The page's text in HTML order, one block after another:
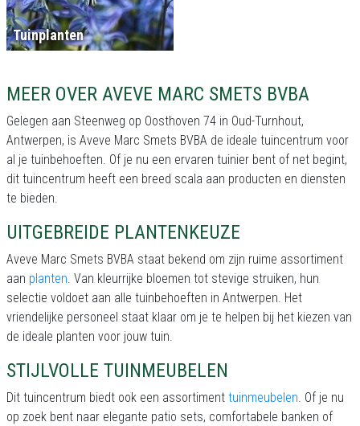
Tuinplanten
MEER OVER AVEVE MARC SMETS BVBA
Gelegen aan Steenweg op Oosthoven 74 in Oud-Turnhout,
Antwerpen, is Aveve Marc Smets BVBA de ideale tuincentrum voor
al je tuinbehoeften. Of je nu een ervaren tuinier bent of net begint,
dit tuincentrum heeft een breed scala aan producten en diensten
te bieden.
UITGEBREIDE PLANTENKEUZE
Aveve Marc Smets BVBA staat bekend om zijn ruime assortiment
aan planten. Van kleurrijke bloemen tot stevige struiken, hun
selectie voldoet aan alle tuinbehoeften in Antwerpen. Het
vriendelijke personeel staat klaar om je te helpen bij het kiezen van
de ideale planten voor jouw tuin.
STIJLVOLLE TUINMEUBELEN
Dit tuincentrum biedt ook een assortiment tuinmeubelen. Of je nu
op zoek bent naar elegante patio sets, comfortabele banken of